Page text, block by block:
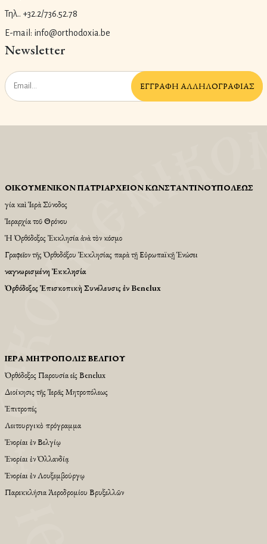
Τηλ.. +32.2/736.52.78
E-mail: info@orthodoxia.be
Newsletter
ἘΓΓΡΑΦῊ ἈΛΛΗΛΟΓΡΑΦΊΑΣ
ΟἸΚΟΥΜΕΝΙΚῸΝ ΠΑΤΡΙΑΡΧΕΙ͂ΟΝ ΚΩΝΣΤΑΝΤΙΝΟΥΠΌΛΕΩΣ
Ἁγία καὶ Ἱερὰ Σύνοδος
Ἱεραρχία τοῦ Θρόνου
Ἡ Ὀρθόδοξος Ἐκκλησία ἀνὰ τὸν κόσμο
Γραφεῖον τῆς Ὀρθοδόξου Ἐκκλησίας παρὰ τῇ Εὐρωπαϊκῇ Ἑνώσει
Ἀναγνωρισμένη Ἐκκλησία
Ὀρθόδοξος Ἐπισκοπικὴ Συνέλευσις ἐν Benelux
ἹΕΡΆ ΜΗΤΡΌΠΟΛΙΣ ΒΕΛΓΊΟΥ
Ὀρθόδοξος Παρουσία εἱς Βenelux
Διοίκησις τῆς Ἱερᾶς Μητροπόλεως
Ἐπιτροπές
Λειτουργικὸ πρόγραμμα
Ἐνορίαι ἐν Βελγίῳ
Ἐνορίαι ἐν Ὁλλανδίᾳ
Ἐνορίαι ἐν Λουξεμβούργῳ
Παρεκκλήσια Ἀεροδρομίου Βρυξελλῶν